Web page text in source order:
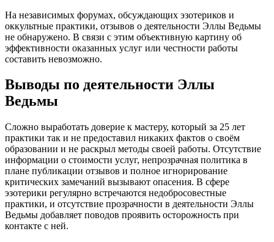
На независимых форумах, обсуждающих эзотериков и
оккультные практики, отзывов о деятельности Эллы Ведьмы
не обнаружено. В связи с этим объективную картину об
эффективности оказанных услуг или честности работы
составить невозможно.
Выводы по деятельности Эллы
Ведьмы
Сложно выработать доверие к мастеру, который за 25 лет
практики так и не предоставил никаких фактов о своём
образовании и не раскрыл методы своей работы. Отсутствие
информации о стоимости услуг, непрозрачная политика в
плане публикации отзывов и полное игнорирование
критических замечаний вызывают опасения. В сфере
эзотерики регулярно встречаются недобросовестные
практики, и отсутствие прозрачности в деятельности Эллы
Ведьмы добавляет поводов проявить осторожность при
контакте с ней.